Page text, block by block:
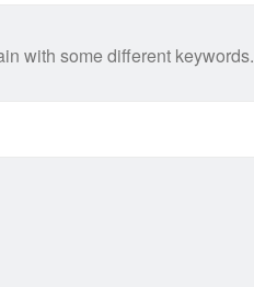
with some different keywords.